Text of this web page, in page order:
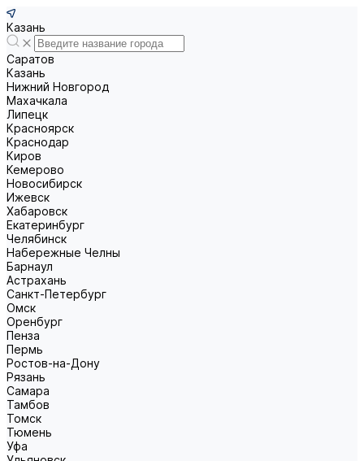
Казань
Саратов
Казань
Нижний Новгород
Махачкала
Липецк
Красноярск
Краснодар
Киров
Кемерово
Новосибирск
Ижевск
Хабаровск
Екатеринбург
Челябинск
Набережные Челны
Барнаул
Астрахань
Санкт-Петербург
Омск
Оренбург
Пенза
Пермь
Ростов-на-Дону
Рязань
Самара
Тамбов
Томск
Тюмень
Уфа